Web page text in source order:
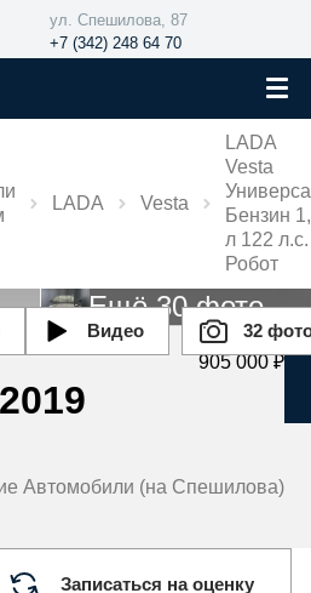
ул. Спешилова, 87
+7 (342) 248 64 70
LADA Vesta
LADA
Vesta
Бензин
л 122 л.с.
Робот
Видео 32
Ещё 30 фото
905 000 ₽
Автомобили (на Спешилова)
Записаться на оценку